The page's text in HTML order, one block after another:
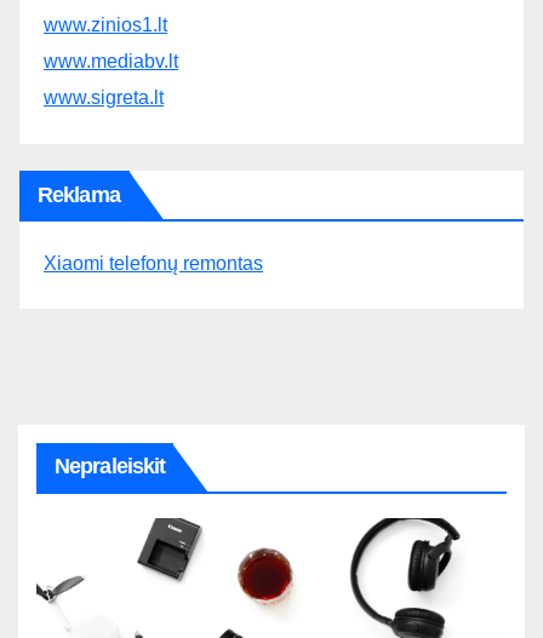
www.zinios1.lt
www.mediabv.lt
www.sigreta.lt
Reklama
Xiaomi telefonų remontas
Nepraleiskit